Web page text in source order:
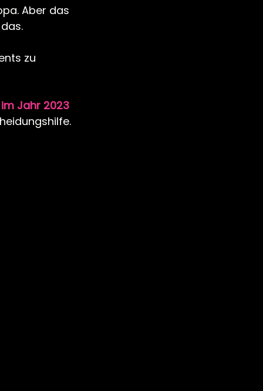
Aber das
zu
Jahr 2023